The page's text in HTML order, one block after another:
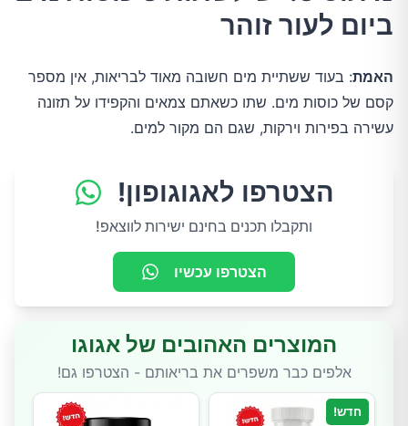
ביום לעור זוהר
האמת
עשירה בפירות וירקות, שגם הם מקור למים.
הצטרפו לאגוגופון!
ותקבלו תכנים בחינם ישירות לווצאפ!
הצטרפו עכשיו
המוצרים האהובים של אגוגו
אלפים כבר משפרים את בריאותם - הצטרפו גם!
חדש!